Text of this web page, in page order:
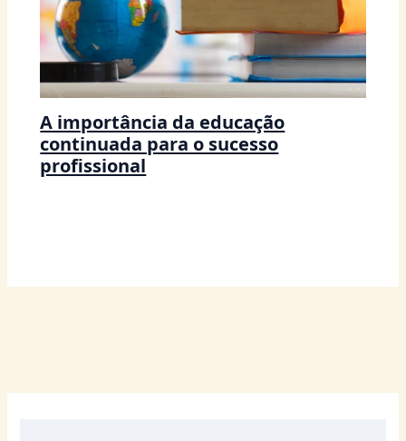
A importância da educação
continuada para o sucesso
profissional